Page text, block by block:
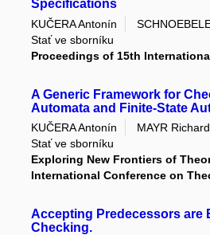
Specifications
KUČERA Antonín
Stať ve sborníku
Proceedings of 15th
A Generic Framework for
Automata and Finite-State
KUČERA Antonín
MAYR Richard
Stať ve sborníku
Exploring New Frontiers of
International Conference on
Accepting Predecessors are
Checking.